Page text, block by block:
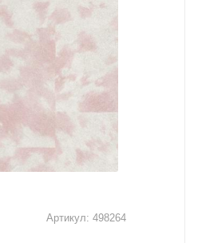
Артикул: 498264